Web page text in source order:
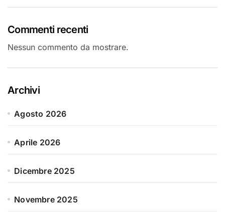
Commenti recenti
Nessun commento da mostrare.
Archivi
Agosto 2026
Aprile 2026
Dicembre 2025
Novembre 2025